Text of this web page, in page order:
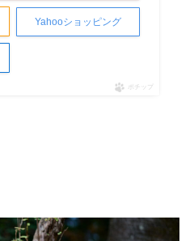
Yahooショッピング
ポチップ